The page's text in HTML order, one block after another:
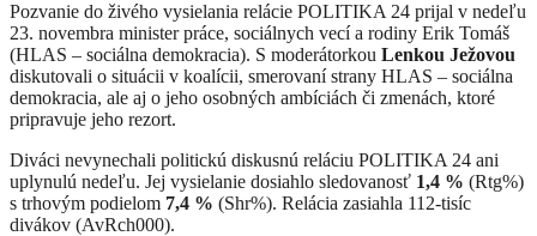
Pozvanie do živého vysielania relácie POLITIKA 24 prijal v nedeľu
23. novembra minister práce, sociálnych vecí a rodiny Erik Tomáš
(HLAS – sociálna demokracia). S moderátorkou Lenkou Ježovou
diskutovali o situácii v koalícii, smerovaní strany HLAS – sociálna
demokracia, ale aj o jeho osobných ambíciách či zmenách, ktoré
pripravuje jeho rezort.
Diváci nevynechali politickú diskusnú reláciu POLITIKA 24 ani
uplynulú nedeľu. Jej vysielanie dosiahlo sledovanosť 1,4 % (Rtg%)
s trhovým podielom 7,4 % (Shr%). Relácia zasiahla 112-tisíc
divákov (AvRch000).